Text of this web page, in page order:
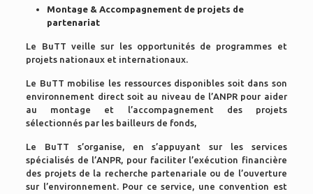
Montage & Accompagnement de projets de
partenariat
Le BuTT veille sur les opportunités de programmes et
projets nationaux et internationaux.
Le BuTT mobilise les ressources disponibles soit dans son
environnement direct soit au niveau de l’ANPR pour aider
au montage et l’accompagnement des projets
sélectionnés par les bailleurs de fonds,
Le BuTT s’organise, en s’appuyant sur les services
spécialisés de l’ANPR, pour faciliter l’exécution financière
des projets de la recherche partenariale ou de l’ouverture
sur l’environnement. Pour ce service, une convention est